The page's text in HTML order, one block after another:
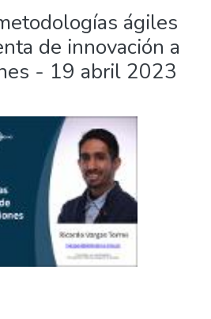
ágiles
de innovación a
- 19 abril 2023